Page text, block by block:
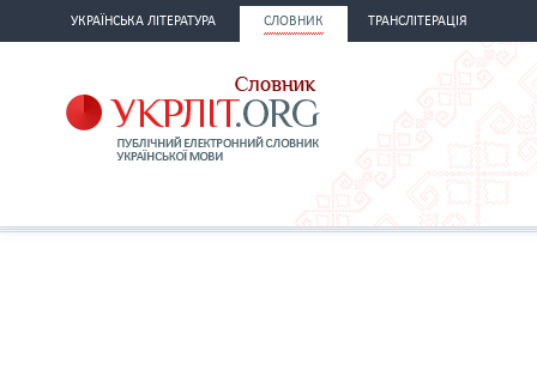
УКРАЇНСЬКА ЛІТЕРАТУРА СЛОВНИК ТРАНСЛІТЕРАЦІЯ